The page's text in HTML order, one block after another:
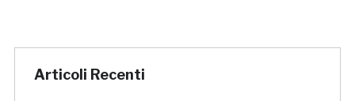
Articoli Recenti